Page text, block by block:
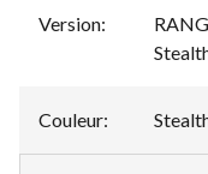
Version:
Couleur: